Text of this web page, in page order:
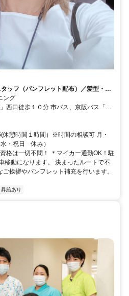
ッフ（パンフレット配布）／髪型・服
女性活躍中！
ング
休憩時間１時間）※時間の相談可 月・
・祝日 休み）
格は一切不問！ ＊マイカー通勤OK！駐
移動になります。 決まったルートで不
挨拶やパンフレット補充を行います。
昇給あり